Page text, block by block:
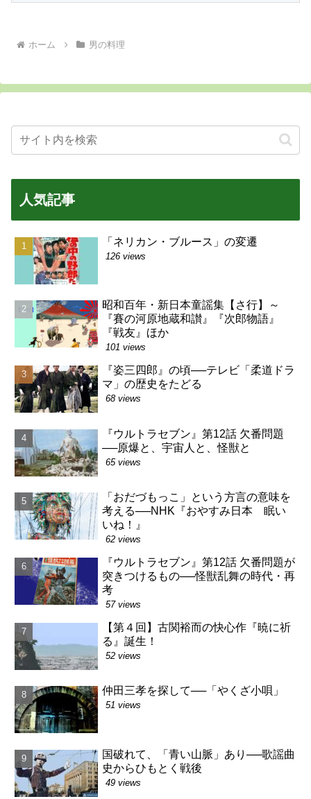
ホーム 男の料理
人気記事
「ネリカン・ブルース」の変遷
126 views
昭和百年・新日本童謡集【さ行】～
『賽の河原地蔵和讃』『次郎物語』
『戦友』ほか
101 views
『姿三四郎』の頃──テレビ「柔道ドラ
マ」の歴史をたどる
68 views
『ウルトラセブン』第12話 欠番問題
──原爆と、宇宙人と、怪獣と
65 views
「おだづもっこ」という方言の意味を
考える──NHK『おやすみ日本 眠い
いね！』
62 views
『ウルトラセブン』第12話 欠番問題が
突きつけるもの──怪獣乱舞の時代・再
考
57 views
【第４回】古関裕而の快心作『暁に祈
る』誕生！
52 views
仲田三孝を探して──「やくざ小唄」
51 views
国破れて、「青い山脈」あり──歌謡曲
史からひもとく戦後
49 views